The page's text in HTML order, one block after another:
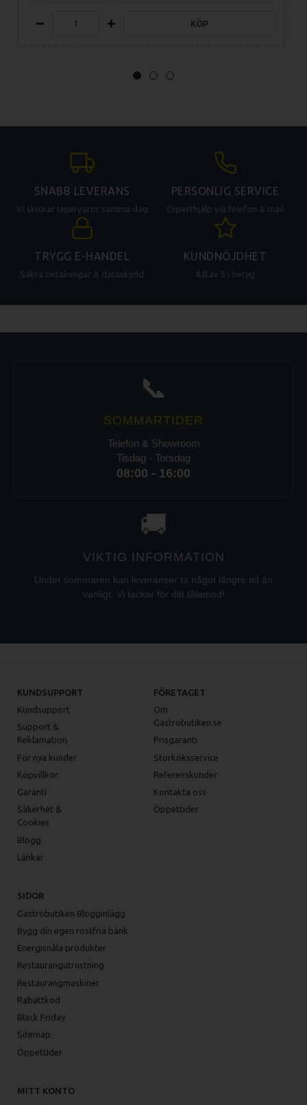
KÖP
SNABB LEVERANS
Vi skickar lagervaror samma dag
PERSONLIG SERVICE
Experthjälp via telefon & mail
TRYGG E-HANDEL
Säkra betalningar & dataskydd
KUNDNÖJDHET
4.8 av 5 i betyg
📞
SOMMARTIDER
Telefon & Showroom
Tisdag - Torsdag
08:00 - 16:00
🚚
VIKTIG INFORMATION
Under sommaren kan leveranser ta något längre tid än
vanligt. Vi tackar för ditt tålamod!
KUNDSUPPORT
Kundsupport
Support &
Reklamation
För nya kunder
Köpvillkor
Garanti
Säkerhet &
Cookies
Blogg
Länkar
FÖRETAGET
Om
Gastrobutiken.se
Prisgaranti
Storköksservice
Referenskunder
Kontakta oss
Öppettider
SIDOR
Gastrobutiken Blogginlägg
Bygg din egen rostfria bänk
Energisnåla produkter
Restaurangutrustning
Restaurangmaskiner
Rabattkod
Black Friday
Sitemap
Öppettider
MITT KONTO